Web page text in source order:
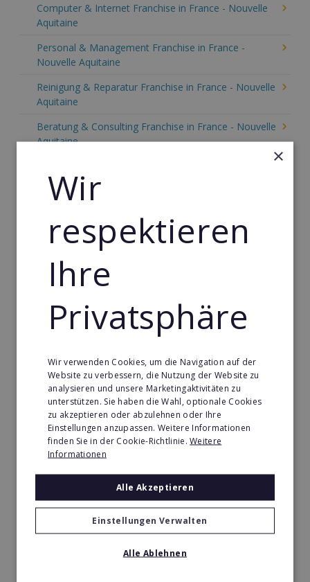
Computer & Internet Franchise in France - Nouvelle
Aquitaine
Personal & Management Franchise in France -
Nouvelle Aquitaine
Reinigung & Reparatur Franchise in France - Nouvelle
Aquitaine
Beratung & Consulting Franchise in France - Nouvelle
Aquitaine
Nouvelle Aquitaine
Gebäude & Haustechnik Franchise in France -
Nouvelle Aquitaine
Handwerk Franchise in France - Nouvelle Aquitaine
Aquitaine
Telekommunikation Franchise in France - Nouvelle
Gastronomie & Bringdienst Franchise in France -
Nouvelle Aquitaine
Sport Franchise in France - Nouvelle Aquitaine
Kaffee & Café Franchise in France - Nouvelle
Aquitaine
Tier- & Zoobedarf Franchise in France - Nouvelle
Immobilien Franchise in France - Nouvelle Aquitaine
×
Wir
respektieren
Ihre
Privatsphäre
Wir verwenden Cookies, um die Navigation auf der
Website zu verbessern, die Nutzung der Website zu
analysieren und unsere Marketingaktivitäten zu
unterstützen. Sie haben die Wahl, optionale Cookies
zu akzeptieren oder abzulehnen oder Ihre
Einstellungen anzupassen. Weitere Informationen
finden Sie in der Cookie-Richtlinie.Weitere
Informationen
Alle Akzeptieren
Einstellungen Verwalten
Alle Ablehnen